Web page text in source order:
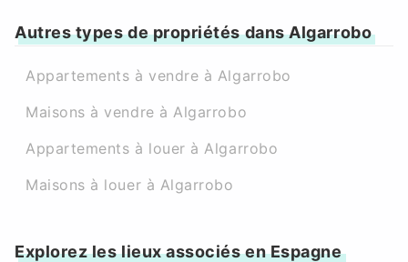
Autres types de propriétés dans Algarrobo
Appartements à vendre à Algarrobo
Maisons à vendre à Algarrobo
Appartements à louer à Algarrobo
Maisons à louer à Algarrobo
Explorez les lieux associés en Espagne